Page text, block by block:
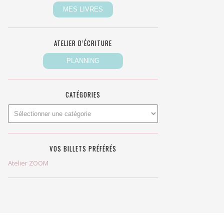
ATELIER D’ÉCRITURE
CATÉGORIES
VOS BILLETS PRÉFÉRÉS
Atelier ZOOM